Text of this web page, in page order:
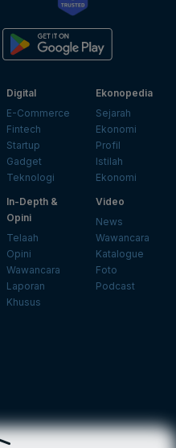
Digital
E-Commerce
Fintech
Startup
Gadget
Teknologi
Ekonopedia
Sejarah
Ekonomi
Profil
Istilah
Ekonomi
In-Depth &
Opini
Telaah
Opini
Wawancara
Laporan
Khusus
Video
News
Wawancara
Katalogue
Foto
Podcast